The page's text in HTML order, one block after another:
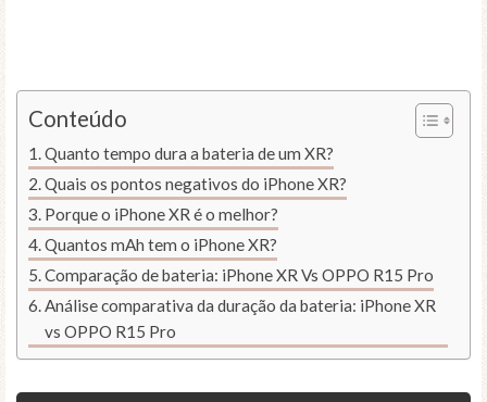
Conteúdo
Quanto tempo dura a bateria de um XR?
Quais os pontos negativos do iPhone XR?
Porque o iPhone XR é o melhor?
Quantos mAh tem o iPhone XR?
Comparação de bateria: iPhone XR Vs OPPO R15 Pro
Análise comparativa da duração da bateria: iPhone XR
vs OPPO R15 Pro